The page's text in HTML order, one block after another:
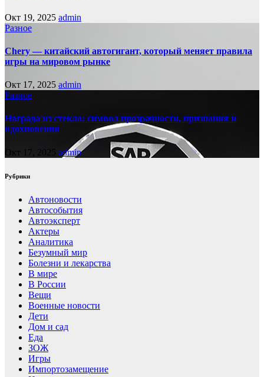
Окт 19, 2025 admin
Разное
Chery — китайский автогигант, который меняет правила
игры на мировом рынке
Окт 17, 2025 admin
Разное
Награда из стекла: символ прозрачности, признания и
вдохновения
Окт 17, 2025 admin
Рубрики
Автоновости
Автособытия
Автоэксперт
Актеры
Аналитика
Безумный мир
Болезни и лекарства
В мире
В России
Вещи
Военные новости
Дети
Дом и сад
Еда
ЗОЖ
Игры
Импортозамещение